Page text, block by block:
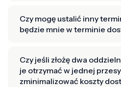
Czy mogę ustalić inny
będzie mnie w terminie
Czy jeśli złożę dwa
je otrzymać w jednej
zminimalizować koszty